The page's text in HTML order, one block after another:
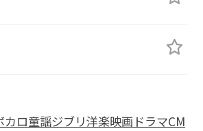
カロ童謡ジブリ洋楽映画ドラマCM